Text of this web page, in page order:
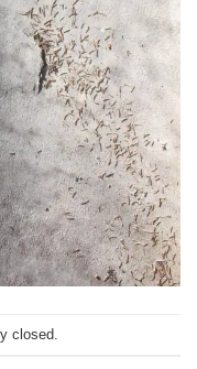
closed.